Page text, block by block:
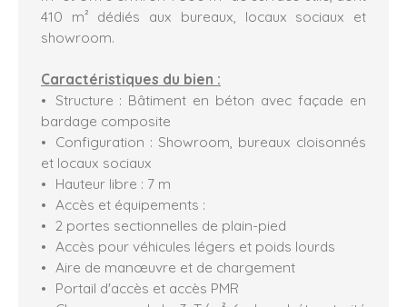
410 m² dédiés aux bureaux, locaux sociaux et
showroom.
Caractéristiques du bien :
Structure : Bâtiment en béton avec façade en
bardage composite
Configuration : Showroom, bureaux cloisonnés
et locaux sociaux
Hauteur libre : 7 m
Accès et équipements :
2 portes sectionnelles de plain-pied
Accès pour véhicules légers et poids lourds
Aire de manœuvre et de chargement
Portail d'accès et accès PMR